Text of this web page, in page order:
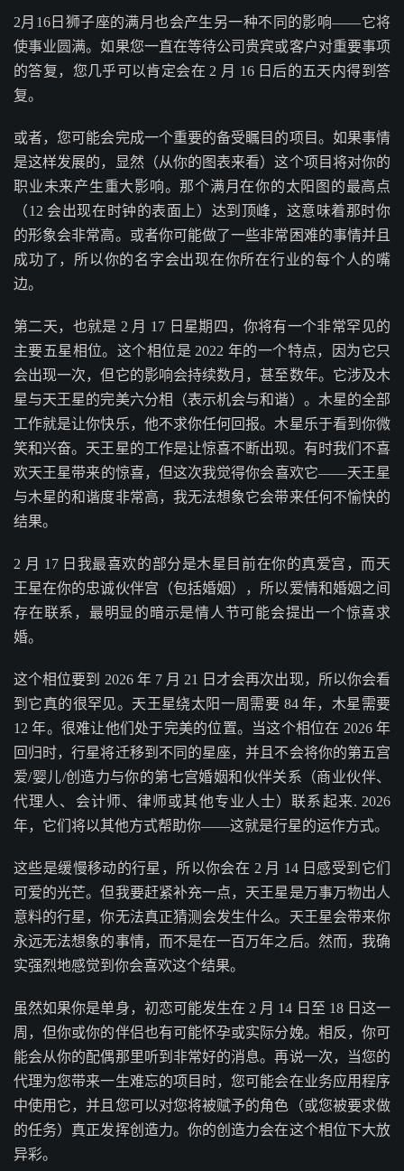
2月16日狮子座的满月也会产生另一种不同的影响——它将
使事业圆满。如果您一直在等待公司贵宾或客户对重要事项
的答复，您几乎可以肯定会在 2 月 16 日后的五天内得到答
复。
或者，您可能会完成一个重要的备受瞩目的项目。如果事情
是这样发展的，显然（从你的图表来看）这个项目将对你的
职业未来产生重大影响。那个满月在你的太阳图的最高点
（12 会出现在时钟的表面上）达到顶峰，这意味着那时你
的形象会非常高。或者你可能做了一些非常困难的事情并且
成功了，所以你的名字会出现在你所在行业的每个人的嘴
边。
第二天，也就是 2 月 17 日星期四，你将有一个非常罕见的
主要五星相位。这个相位是 2022 年的一个特点，因为它只
会出现一次，但它的影响会持续数月，甚至数年。它涉及木
星与天王星的完美六分相（表示机会与和谐）。木星的全部
工作就是让你快乐，他不求你任何回报。木星乐于看到你微
笑和兴奋。天王星的工作是让惊喜不断出现。有时我们不喜
欢天王星带来的惊喜，但这次我觉得你会喜欢它——天王星
与木星的和谐度非常高，我无法想象它会带来任何不愉快的
结果。
2 月 17 日我最喜欢的部分是木星目前在你的真爱宫，而天
王星在你的忠诚伙伴宫（包括婚姻），所以爱情和婚姻之间
存在联系，最明显的暗示是情人节可能会提出一个惊喜求
婚。
这个相位要到 2026 年 7 月 21 日才会再次出现，所以你会看
到它真的很罕见。天王星绕太阳一周需要 84 年，木星需要
12 年。很难让他们处于完美的位置。当这个相位在 2026 年
回归时，行星将迁移到不同的星座，并且不会将你的第五宫
爱/婴儿/创造力与你的第七宫婚姻和伙伴关系（商业伙伴、
代理人、会计师、律师或其他专业人士）联系起来. 2026
年，它们将以其他方式帮助你——这就是行星的运作方式。
这些是缓慢移动的行星，所以你会在 2 月 14 日感受到它们
可爱的光芒。但我要赶紧补充一点，天王星是万事万物出人
意料的行星，你无法真正猜测会发生什么。天王星会带来你
永远无法想象的事情，而不是在一百万年之后。然而，我确
实强烈地感觉到你会喜欢这个结果。
虽然如果你是单身，初恋可能发生在 2 月 14 日至 18 日这一
周，但你或你的伴侣也有可能怀孕或实际分娩。相反，你可
能会从你的配偶那里听到非常好的消息。再说一次，当您的
代理为您带来一生难忘的项目时，您可能会在业务应用程序
中使用它，并且您可以对您将被赋予的角色（或您被要求做
的任务）真正发挥创造力。你的创造力会在这个相位下大放
异彩。